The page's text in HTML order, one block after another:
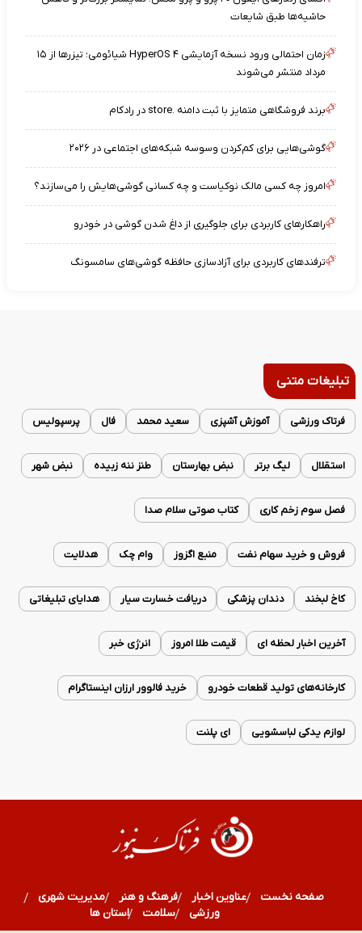
حاشیه‌ها طبق شایعات
زمان احتمالی ورود نسخه آزمایشی HyperOS ۴ شیائومی؛ تیزرها از ۱۵
مرداد منتشر می‌شوند
برند فروشگاهی متمایز با ثبت دامنه .store در رادکام
گوشی‌هایی برای کم‌کردن وسوسه شبکه‌های اجتماعی در ۲۰۲۶
امروز چه کسی مالک نوکیاست و چه کسانی گوشی‌هایش را می‌سازند؟
راهکارهای کاربردی برای جلوگیری از داغ شدن گوشی در خودرو
ترفندهای کاربردی برای آزادسازی حافظه گوشی‌های سامسونگ
تبلیغات متنی
فرتاک ورزشی آموزش آشپزی سعید محمد فال پرسپولیس
استقلال لیگ برتر نبض بهارستان طنز ننه زبیده نبض شهر
فصل سوم زخم کاری کتاب صوتی سلام صدا
فروش و خرید سهام نفت منبع اگزوز وام چک هدلایت
کاخ لبخند دندان پزشکی دریافت خسارت سیار هدایای تبلیغاتی
آخرین اخبار لحظه ای قیمت طلا امروز انرژی خبر
کارخانه‌های تولید قطعات خودرو خرید فالوور ارزان اینستاگرام
لوازم یدکی لباسشویی ای پلنت
صفحه نخست عناوین اخبار فرهنگ و هنر
مدیریت شهری
ورزشی سلامت استان ها